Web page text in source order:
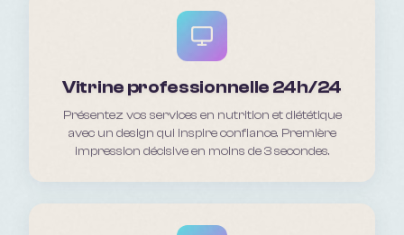
Vitrine professionnelle 24h/24
Présentez vos services en nutrition et diététique
avec un design qui inspire confiance. Première
impression décisive en moins de 3 secondes.